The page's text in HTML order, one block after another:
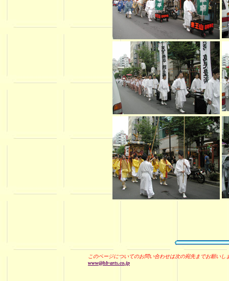
このページについてのお問い合わせは次の宛先までお願いし
www@hb-arts.co.jp